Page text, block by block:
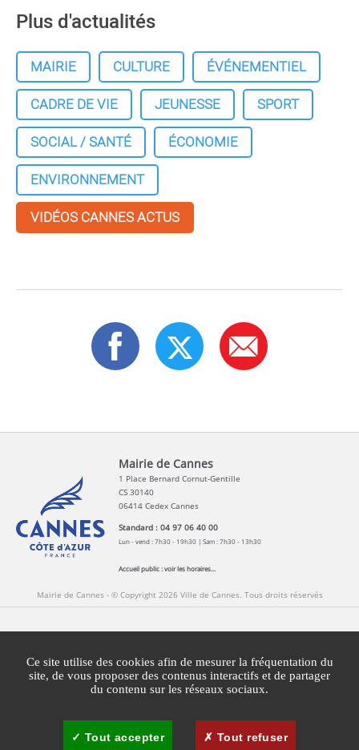
Plus d'actualités
MAIRIE CULTURE
ÉVÉNEMENTIEL
CADRE DE VIE
JEUNESSE
SPORT
SOCIAL / SANTÉ
ÉCONOMIE
ENVIRONNEMENT
VIDÉOS CANNES ACTUS
Mairie de Cannes
1 Place Bernard Cornut-Gentille
CS 30140
06414 Cedex Cannes
Standard : 04 97 06 40 00
Lun - vend : 7h30 - 19h30 | Sam : 7h30 - 13h30
Accueil public :voir les horaires...
Mairie de Cannes - © Copyright 2026 Ville de Cannes. Tous droits réservés
Mentions légales Agglomération Cannes Lérins
Plan du site Gestion des cookies
Ce site utilise des cookies afin de mesurer la fréquentation du
site, de vous proposer des contenus interactifs et de partager
du contenu sur les réseaux sociaux.
Tout accepter Tout refuser